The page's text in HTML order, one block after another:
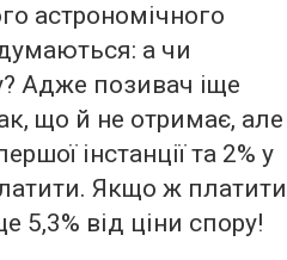
астрономічного
а чи
Адже позивач іще
що й не отримає, але
інстанції та 2% у
Якщо ж платити
5,3% від ціни спору!